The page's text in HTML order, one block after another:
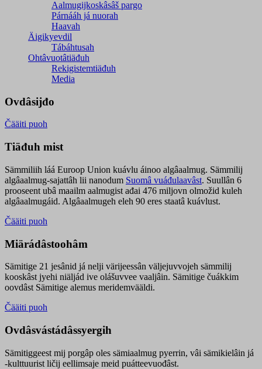
Aalmugijkoskâsâš pargo
Párnááh já nuorah
Haavah
Äigikyevdil
Tábáhtusah
Ohtâvuotâtiäđuh
Rekigistemtiäđuh
Media
Ovdâsijđo
Čääiti puoh
Tiäđuh mist
Sämmiliih láá Euroop Union kuávlu áinoo algâaalmug. Sämmilij
algâaalmug-sajattâh lii nanodum Suomâ vuáđulaavâst. Suullân 6
prooseent ubâ maailm aalmugist ađai 476 miljovn olmožid kuleh
algâaalmugáid. Algâaalmugeh eleh 90 eres staatâ kuávlust.
Čääiti puoh
Miärádâstoohâm
Sämitige 21 jesânid já nelji värijeessân väljejuvvojeh sämmilij
kooskâst jyehi niäljád ive olášuvvee vaaljâin. Sämitige čuákkim
oovdâst Sämitige alemus meridemvääldi.
Čääiti puoh
Ovdâsvástádâssyergih
Sämitiggeest mij porgâp oles sämiaalmug pyerrin, vâi sämikielâin já
-kulttuurist ličij eellimsaje meid puátteevuođâst.